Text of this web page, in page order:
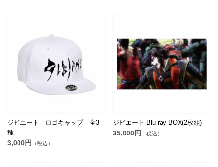
ジビエート ロゴキャップ 全3
種
3,000円 （税込）
ジビエート Blu-ray BOX(2枚組)
35,000円 （税込）